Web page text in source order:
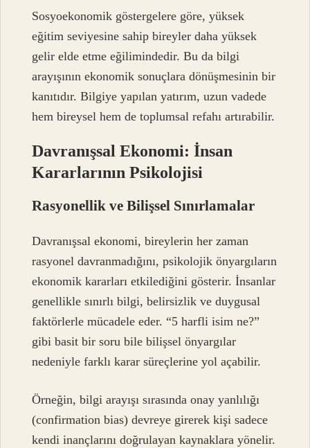
Sosyoekonomik göstergelere göre, yüksek
eğitim seviyesine sahip bireyler daha yüksek
gelir elde etme eğilimindedir. Bu da bilgi
arayışının ekonomik sonuçlara dönüşmesinin bir
kanıtıdır. Bilgiye yapılan yatırım, uzun vadede
hem bireysel hem de toplumsal refahı artırabilir.
Davranışsal Ekonomi: İnsan
Kararlarının Psikolojisi
Rasyonellik ve Bilişsel Sınırlamalar
Davranışsal ekonomi, bireylerin her zaman
rasyonel davranmadığını, psikolojik önyargıların
ekonomik kararları etkilediğini gösterir. İnsanlar
genellikle sınırlı bilgi, belirsizlik ve duygusal
faktörlerle mücadele eder. “5 harfli isim ne?”
gibi basit bir soru bile bilişsel önyargılar
nedeniyle farklı karar süreçlerine yol açabilir.
Örneğin, bilgi arayışı sırasında onay yanlılığı
(confirmation bias) devreye girerek kişi sadece
kendi inançlarını doğrulayan kaynaklara yönelir.